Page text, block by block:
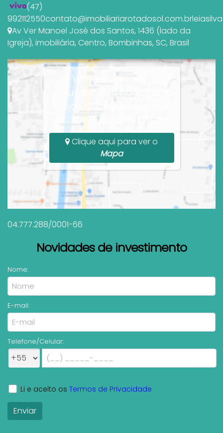
(47)
992112550contato@imobiliariarotadosol.com.br
Av Ver Manoel José dos Santos, 1436 (lado da
Igreja), imobiliária, Centro, Bombinhas, SC, Brasil
Av Ver Manoel José dos
Santos, 1436 (lado da
Igreja), Centro, Bombinhas,
SC, Santa Catarina, Brasil
Clique aqui para ver o
Mapa
04.777.288/0001-66
Novidades de investimento
Nome:
E-mail:
Telefone/Celular:
Li e aceito os Termos de Privacidade